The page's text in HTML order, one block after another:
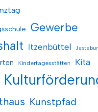
Gewerbe
Itzenbüttel
Kindertagesstätten Kita
Kunstpfad